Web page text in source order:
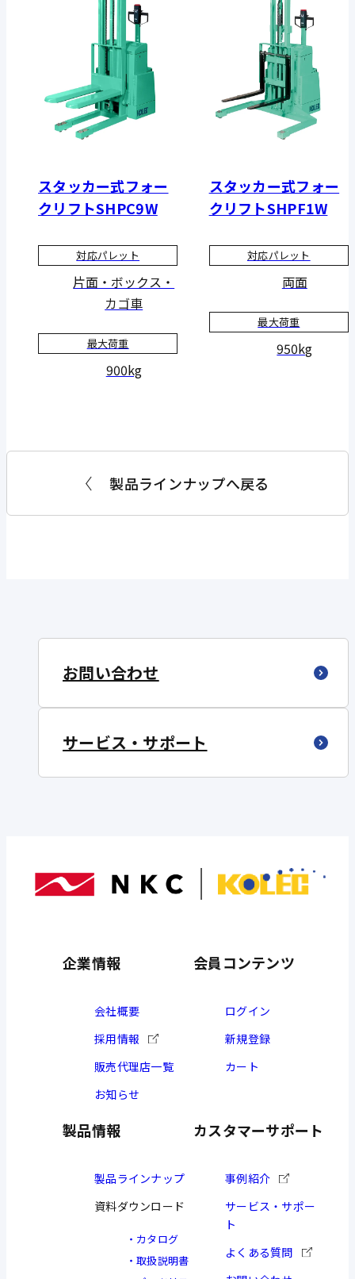
スタッカー式フォー
クリフトSHPC9W
対応パレット
片面・ボックス・
カゴ車
最大荷重
900kg
スタッカー式フォー
クリフトSHPF1W
対応パレット
両面
最大荷重
950kg
製品ラインナップへ戻る
お問い合わせ
サービス・サポート
企業情報
会社概要
採用情報
販売代理店一覧
お知らせ
製品情報
製品ラインナップ
資料ダウンロード
カタログ
取扱説明書
会員コンテンツ
ログイン
新規登録
カート
カスタマーサポート
事例紹介
サービス・サポー
ト
よくある質問